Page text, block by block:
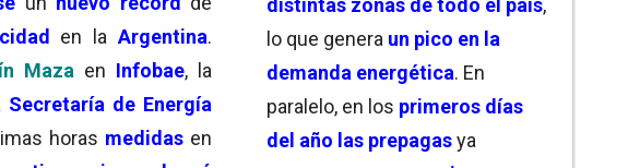
lo que genera un pico en la
demanda energética. En
paralelo, en los primeros días
del año las prepagasya
en laArgentina.
Maza en Infobae, la
Secretaría de Energía
horas medidas en